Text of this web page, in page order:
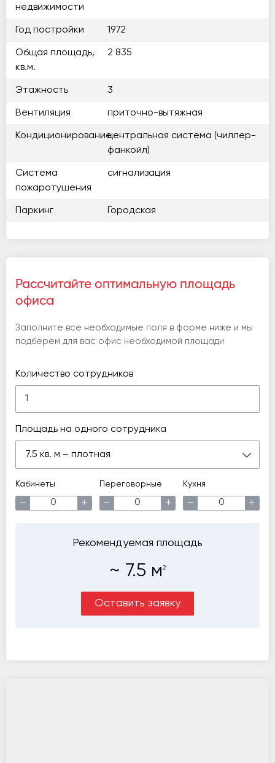
недвижимости
Год постройки 1972
Общая площадь,
кв.м.
2 835
Этажность 3
Вентиляция приточно-вытяжная
Кондиционированиецентральная система (чиллер-
фанкойл)
Система
пожаротушения
сигнализация
Паркинг Городская
Рассчитайте оптимальную площадь
офиса
Заполните все необходимые поля в форме ниже и мы
подберем для вас офис необходимой площади
Количество сотрудников
Площадь на одного сотрудника
7.5 кв. м – плотная
Кабинеты
− +
Переговорные
− +
Кухня
− +
Рекомендуемая площадь
~ 7.5 м 2
Оставить заявку